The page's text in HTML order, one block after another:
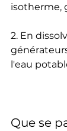
isotherme,
2. En
l'eau
Que se